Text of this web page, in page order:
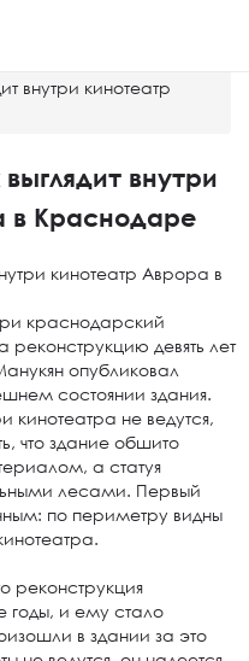
внутри кинотеатр
внутри
в Краснодаре
краснодарский
реконструкцию девять лет
опубликовал
состоянии здания.
кинотеатра не ведутся,
что здание обшито
а статуя
лесами. Первый
по периметру видны
реконструкция
годы, и ему стало
в здании за это